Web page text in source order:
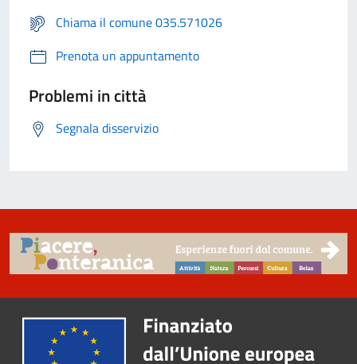
Chiama il comune 035.571026
Prenota un appuntamento
Problemi in città
Segnala disservizio